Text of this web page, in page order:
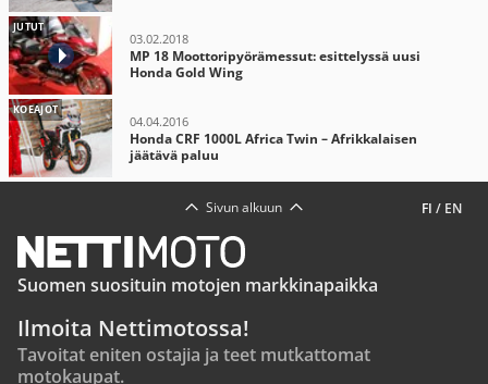
JUTUT
03.02.2018
MP 18 Moottoripyörämessut: esittelyssä uusi
Honda Gold Wing
KOEAJOT
04.04.2016
Honda CRF 1000L Africa Twin – Afrikkalaisen
jäätävä paluu
FI / EN
Sivun alkuun
Suomen suosituin motojen markkinapaikka
Ilmoita Nettimotossa!
Tavoitat eniten ostajia ja teet mutkattomat
motokaupat.